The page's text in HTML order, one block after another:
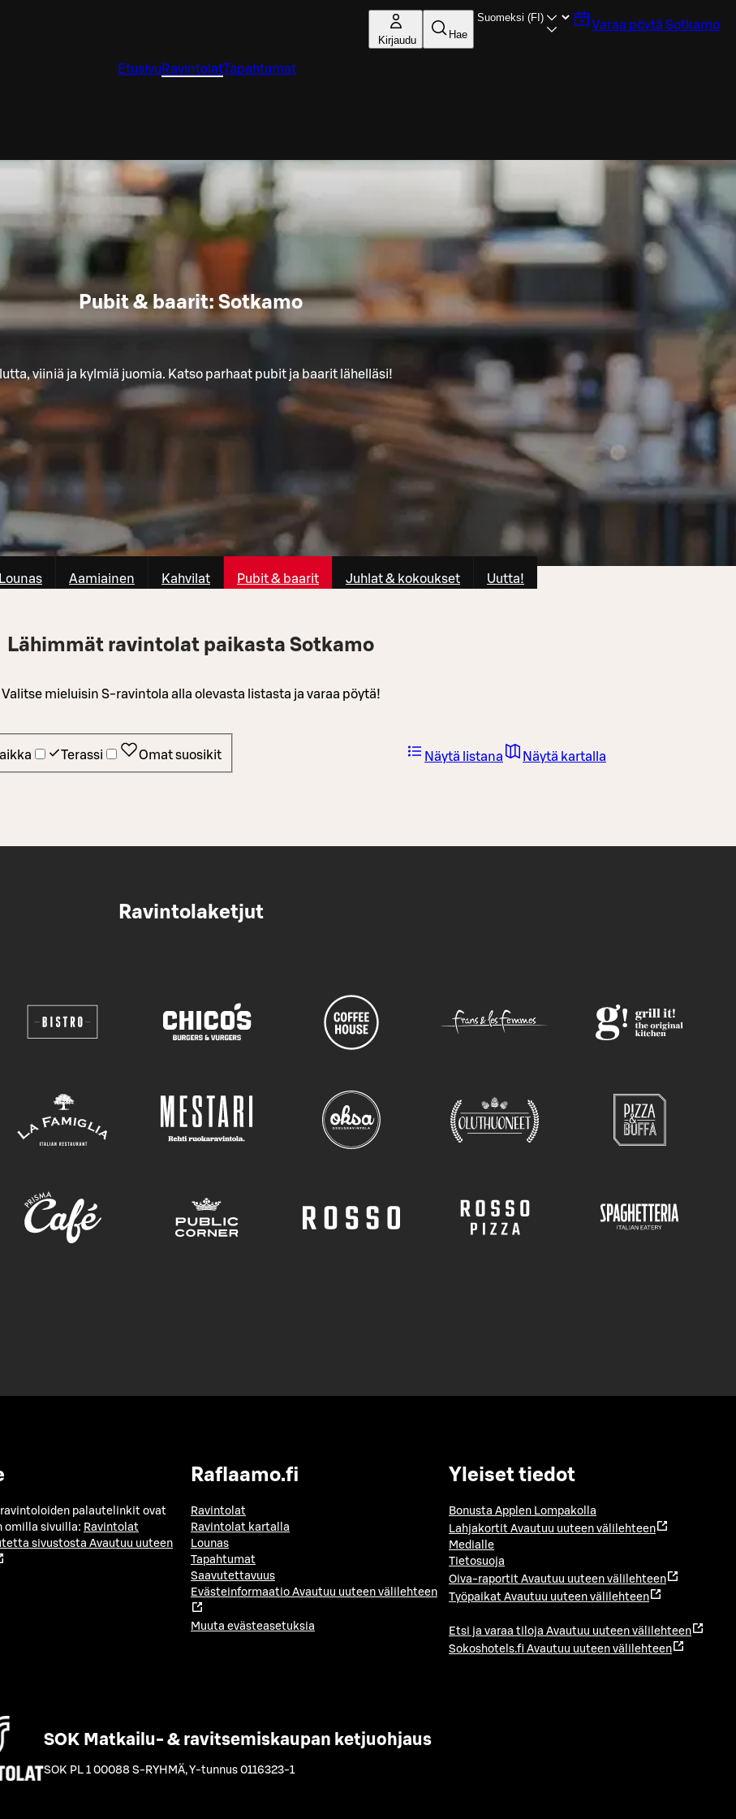
Kirjaudu Hae
Varaa pöytä Sotkamo
Etusivu RavintolatTapahtumat
Pubit & baarit: Sotkamo
viiniä ja kylmiä juomia. Katso parhaat pubit ja baarit lähelläsi!
Lounas Aamiainen Kahvilat Pubit & baarit Juhlat & kokoukset Uutta!
Lähimmät ravintolat paikasta Sotkamo
Valitse mieluisin S-ravintola alla olevasta listasta ja varaa pöytä!
Terassi Omat suosikit Näytä listana Näytä kartalla
Ravintolaketjut
palautelinkit ovat
omilla sivuilla: Ravintolat
sivustosta Avautuu uuteen
Raflaamo.fi
Ravintolat
Ravintolat kartalla
Lounas
Tapahtumat
Saavutettavuus
Evästeinformaatio Avautuu uuteen välilehteen
Muuta evästeasetuksia
Yleiset tiedot
Bonusta Applen Lompakolla
Lahjakortit Avautuu uuteen välilehteen
Medialle
Tietosuoja
Oiva-raportit Avautuu uuteen välilehteen
Työpaikat Avautuu uuteen välilehteen
Etsi ja varaa tiloja Avautuu uuteen välilehteen
Sokoshotels.fi Avautuu uuteen välilehteen
SOK Matkailu- & ravitsemiskaupan ketjuohjaus
SOK PL 1 00088 S-RYHMÄ,Y-tunnus 0116323-1